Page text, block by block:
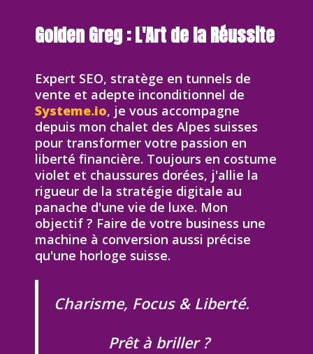
Golden Greg : L'Art de la Réussite
Expert SEO, stratège en tunnels de
vente et adepte inconditionnel de
Systeme.io, je vous accompagne
depuis mon chalet des Alpes suisses
pour transformer votre passion en
liberté financière. Toujours en costume
violet et chaussures dorées, j'allie la
rigueur de la stratégie digitale au
panache d'une vie de luxe. Mon
objectif ? Faire de votre business une
machine à conversion aussi précise
qu'une horloge suisse.
Charisme, Focus & Liberté.
Prêt à briller ?